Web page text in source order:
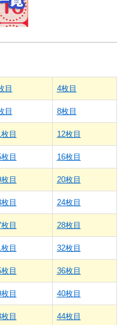
目 4枚目
目 8枚目
目 12枚目
目 16枚目
目 20枚目
目 24枚目
目 28枚目
目 32枚目
目 36枚目
目 40枚目
目 44枚目